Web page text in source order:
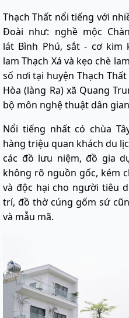
Thạch Thất nổi tiếng với
Đoài như: nghề mộc
lát Bình Phú, sắt - cơ kim
lam Thạch Xá và kẹo chè
số nơi tại huyện Thạch
Hòa (làng Ra) xã Quang
bộ môn nghệ thuật dân
Nổi tiếng nhất có chùa
hàng triệu quan khách du
các đồ lưu niệm, đồ gia
không rõ nguồn gốc, kém
và độc hại cho người tiêu
trí, đồ thờ cúng gốm sứ
và mẫu mã.